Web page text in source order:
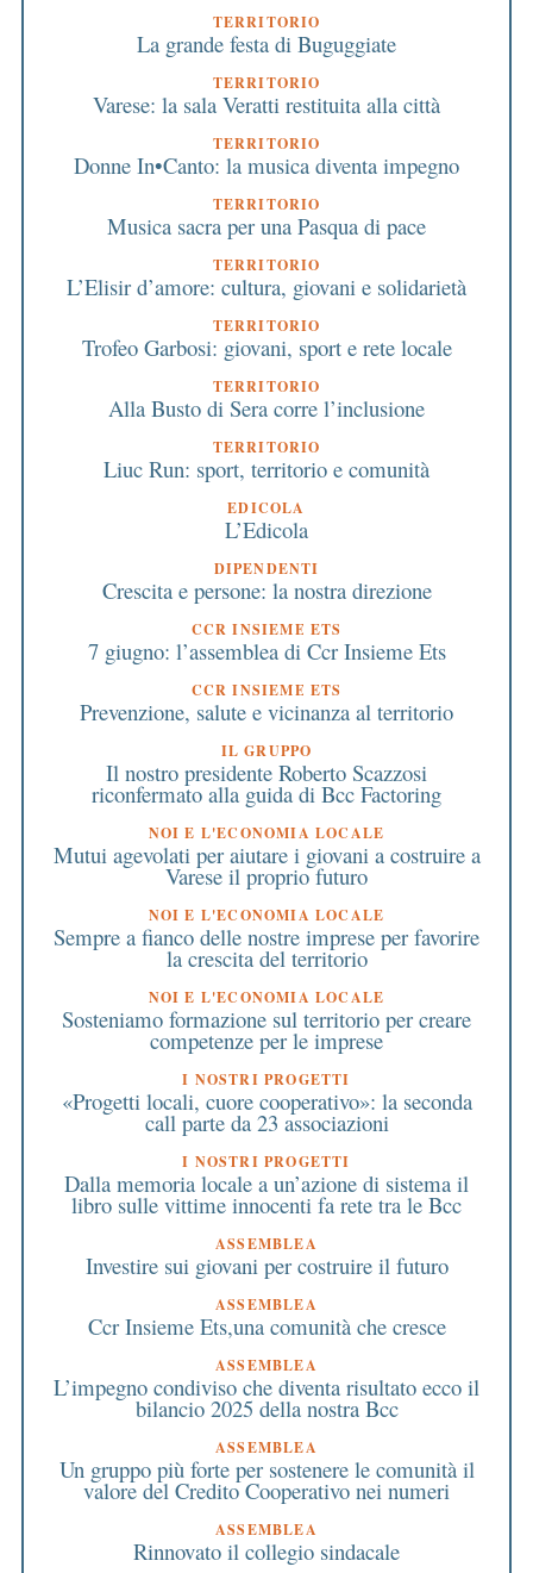
TERRITORIO
La grande festa di Buguggiate
TERRITORIO
Varese: la sala Veratti restituita alla città
TERRITORIO
Donne In•Canto: la musica diventa impegno
TERRITORIO
Musica sacra per una Pasqua di pace
TERRITORIO
L’Elisir d’amore: cultura, giovani e solidarietà
TERRITORIO
Trofeo Garbosi: giovani, sport e rete locale
TERRITORIO
Alla Busto di Sera corre l’inclusione
TERRITORIO
Liuc Run: sport, territorio e comunità
EDICOLA
L’Edicola
DIPENDENTI
Crescita e persone: la nostra direzione
CCR INSIEME ETS
7 giugno: l’assemblea di Ccr Insieme Ets
CCR INSIEME ETS
Prevenzione, salute e vicinanza al territorio
IL GRUPPO
Il nostro presidente Roberto Scazzosi
riconfermato alla guida di Bcc Factoring
NOI E L'ECONOMIA LOCALE
Mutui agevolati per aiutare i giovani a costruire a
Varese il proprio futuro
NOI E L'ECONOMIA LOCALE
Sempre a fianco delle nostre imprese per favorire
la crescita del territorio
NOI E L'ECONOMIA LOCALE
Sosteniamo formazione sul territorio per creare
competenze per le imprese
I NOSTRI PROGETTI
«Progetti locali, cuore cooperativo»: la seconda
call parte da 23 associazioni
I NOSTRI PROGETTI
Dalla memoria locale a un’azione di sistema il
libro sulle vittime innocenti fa rete tra le Bcc
ASSEMBLEA
Investire sui giovani per costruire il futuro
ASSEMBLEA
Ccr Insieme Ets,una comunità che cresce
ASSEMBLEA
L’impegno condiviso che diventa risultato ecco il
bilancio 2025 della nostra Bcc
ASSEMBLEA
Un gruppo più forte per sostenere le comunità il
valore del Credito Cooperativo nei numeri
ASSEMBLEA
Rinnovato il collegio sindacale